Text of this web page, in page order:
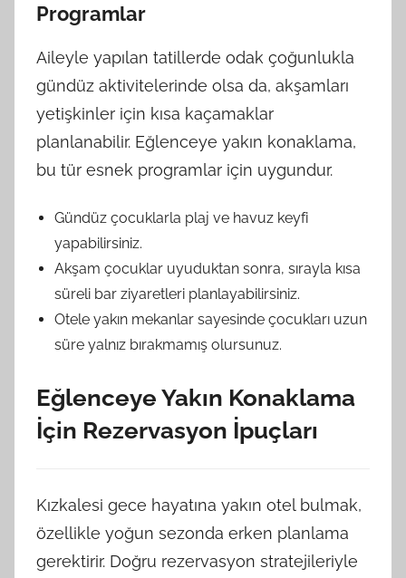
Programlar
Aileyle yapılan tatillerde odak çoğunlukla
gündüz aktivitelerinde olsa da, akşamları
yetişkinler için kısa kaçamaklar
planlanabilir. Eğlenceye yakın konaklama,
bu tür esnek programlar için uygundur.
Gündüz çocuklarla plaj ve havuz keyfi
yapabilirsiniz.
Akşam çocuklar uyuduktan sonra, sırayla kısa
süreli bar ziyaretleri planlayabilirsiniz.
Otele yakın mekanlar sayesinde çocukları uzun
süre yalnız bırakmamış olursunuz.
Eğlenceye Yakın Konaklama
İçin Rezervasyon İpuçları
Kızkalesi gece hayatına yakın otel bulmak,
özellikle yoğun sezonda erken planlama
gerektirir. Doğru rezervasyon stratejileriyle